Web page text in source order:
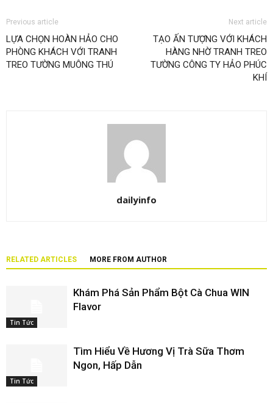
Previous article
LỰA CHỌN HOÀN HẢO CHO
PHÒNG KHÁCH VỚI TRANH
TREO TƯỜNG MUÔNG THÚ
Next article
TẠO ẤN TƯỢNG VỚI KHÁCH
HÀNG NHỜ TRANH TREO
TƯỜNG CÔNG TY HẢO PHÚC
KHÍ
dailyinfo
RELATED ARTICLES MORE FROM AUTHOR
Tin Tức
Khám Phá Sản Phẩm Bột Cà Chua WIN
Flavor
Tin Tức
Tìm Hiểu Về Hương Vị Trà Sữa Thơm
Ngon, Hấp Dẫn